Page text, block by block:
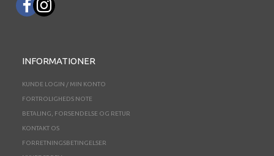
INFORMATIONER
KUNDE LOGIN / MIN KONTO
FORTROLIGHEDS NOTE
BETALING, FORSENDELSE OG RETUR
KONTAKT OS
FORRETNINGSBETINGELSER